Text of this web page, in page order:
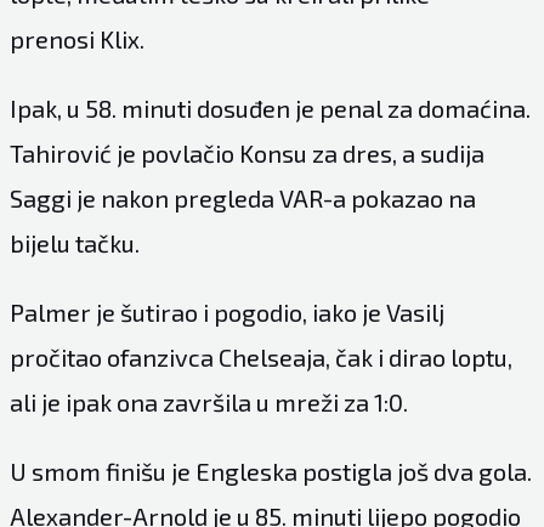
prenosi Klix.
Ipak, u 58. minuti dosuđen je penal za domaćina.
Tahirović je povlačio Konsu za dres, a sudija
Saggi je nakon pregleda VAR-a pokazao na
bijelu tačku.
Palmer je šutirao i pogodio, iako je Vasilj
pročitao ofanzivca Chelseaja, čak i dirao loptu,
ali je ipak ona završila u mreži za 1:0.
U smom finišu je Engleska postigla još dva gola.
Alexander-Arnold je u 85. minuti lijepo pogodio